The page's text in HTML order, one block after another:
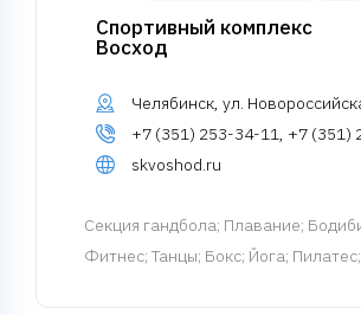
Спортивный комплекс
Восход
Челябинск, ул.
+7 (351) 253-34-11, +7 (351)
skvoshod.ru
Cекция гандбола; Плавание;
Фитнес; Танцы; Бокс; Йога; Пилатес;